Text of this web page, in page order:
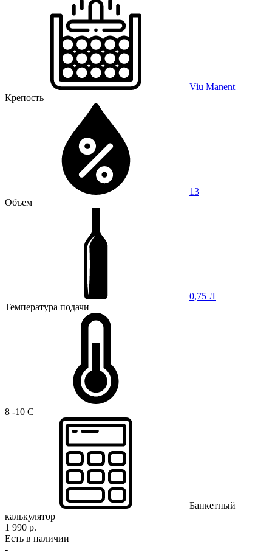
Viu Manent
Крепость
13
Объем
0,75 Л
Температура подачи
8 -10 C
Банкетный
калькулятор
1 990 р.
Есть в наличии
-